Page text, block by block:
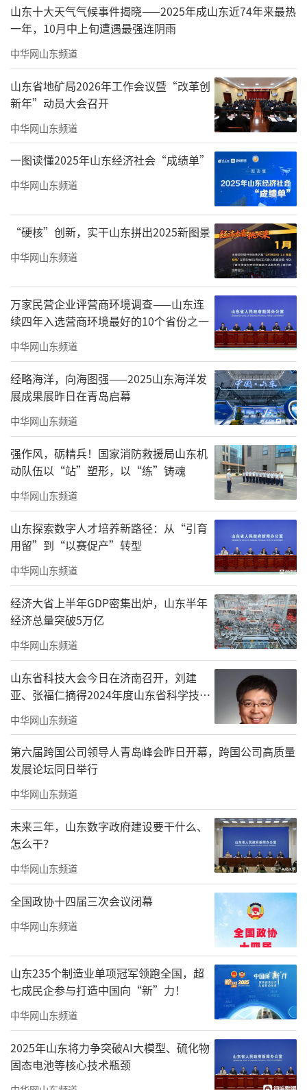
韩蕾以及各部门负责人和老师出席活动。建筑
工程学院副院长滕翔睿主持活动。
伴随青花瓷音乐，活动在一段古色古香的
开场舞《青花舞•雅韵》中正式拉开序幕。舞
者们用灵动的身姿、飞扬的神采，点燃了现
场，也让每一位观众沉浸在这逸致典雅的氛围
之中。
山东省儒学发展促进会副会长宋海燕
宋海燕发表讲话，她从儒学发展的角度出
发，阐述了传统文化在当今社会所承载的历史
使命和时代价值。她提到，优秀传统文化是实
现中华民族伟大复兴的思想宝库、智慧源泉，
能够帮助当代青年学子有更多的认知和创造性
发展。呼吁当代青少年研读中国经典文化著
作，知行合一，积极践行中华民族优良美德，
推陈出新，弘扬和发展优秀传统文化。希望同
学们能够以此次活动为契机，深入学习传统文
化，汲取其中智慧，成为传统文化的传承者和
弘扬者。
山东十大天气气候事件揭晓——2025年成山东近74年来最热
一年，10月中上旬遭遇最强连阴雨
中华网山东频道
山东省地矿局2026年工作会议暨“改革创
新年”动员大会召开
中华网山东频道
一图读懂2025年山东经济社会“成绩单”
中华网山东频道
“硬核”创新，实干山东拼出2025新图景
中华网山东频道
万家民营企业评营商环境调查——山东连
续四年入选营商环境最好的10个省份之一
中华网山东频道
经略海洋，向海图强——2025山东海洋发
展成果展昨日在青岛启幕
中华网山东频道
强作风，砺精兵！国家消防救援局山东机
动队伍以“站”塑形，以“练”铸魂
中华网山东频道
山东探索数字人才培养新路径：从“引育
用留”到“以赛促产”转型
中华网山东频道
经济大省上半年GDP密集出炉，山东半年
经济总量突破5万亿
中华网山东频道
山东省科技大会今日在济南召开，刘建
亚、张福仁摘得2024年度山东省科学技术
奖最高奖！
中华网山东频道
第六届跨国公司领导人青岛峰会昨日开幕，跨国公司高质量
发展论坛同日举行
中华网山东频道
未来三年，山东数字政府建设要干什么、
怎么干？
中华网山东频道
全国政协十四届三次会议闭幕
中华网山东频道
山东235个制造业单项冠军领跑全国，超
七成民企参与打造中国向“新”力！
中华网山东频道
2025年山东将力争突破AI大模型、硫化物
固态电池等核心技术瓶颈